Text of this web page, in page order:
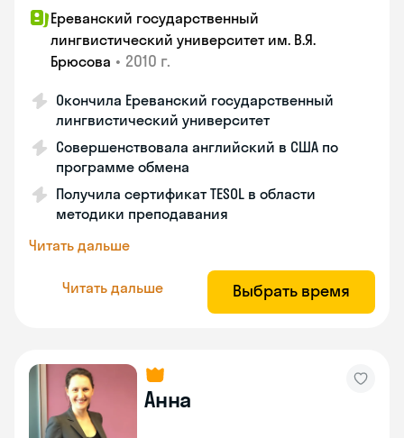
Ереванский государственный
лингвистический университет им. В.Я.
Брюсова • 2010 г.
Окончила Ереванский государственный
лингвистический университет
Совершенствовала английский в США по
программе обмена
Получила сертификат TESOL в области
методики преподавания
Читать дальше
Читать дальше Выбрать время
Анна